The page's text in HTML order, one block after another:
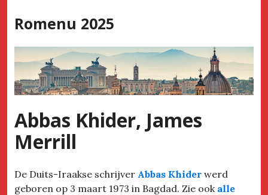
to
Romenu 2025
Abbas Khider, James
Merrill
De Duits-Iraakse schrijver Abbas Khider werd
geboren op 3 maart 1973 in Bagdad. Zie ook alle